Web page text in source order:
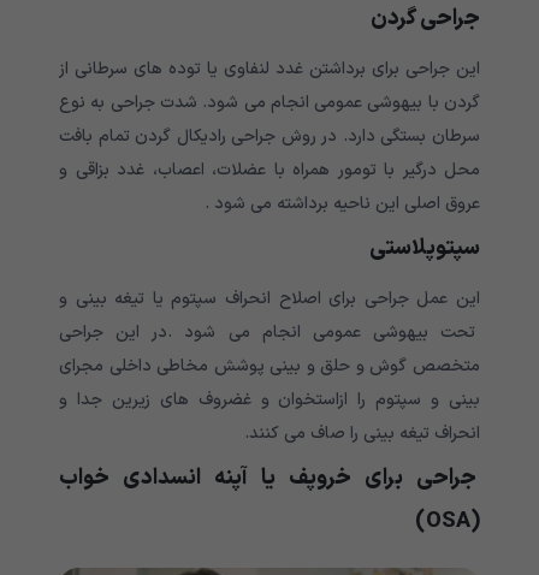
جراحیگردن
این جراحی برای برداشتن غدد لنفاوی یا توده های سرطانی از
گردن با بیهوشی عمومی انجام می شود. شدت جراحی به نوع
سرطان بستگی دارد. در روش جراحی رادیکال گردن تمام بافت
محل درگیر با تومور همراه با عضلات، اعصاب، غدد بزاقی و
عروق اصلی این ناحیه برداشته می شود .
سپتوپلاستی
این عمل جراحی برای اصلاح انحراف سپتوم یا تیغه بینی و
تحت بیهوشی عمومی انجام می شود .در این جراحی
متخصص گوش و حلق و بینی پوشش مخاطی داخلی مجرای
بینی و سپتوم را ازاستخوان و غضروف های زیرین جدا و
انحراف تیغه بینی را صاف می کنند.
جراحی برای خروپف یا آپنه انسدادی خواب
(OSA)